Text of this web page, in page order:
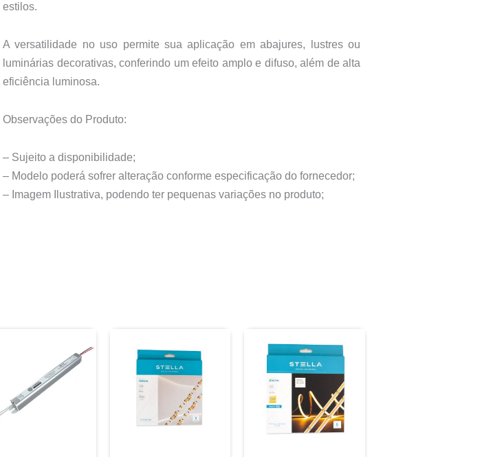
estilos.
A versatilidade no uso permite sua aplicação em abajures, lustres ou
luminárias decorativas, conferindo um efeito amplo e difuso, além de alta
eficiência luminosa.
Observações do Produto:
– Sujeito a disponibilidade;
– Modelo poderá sofrer alteração conforme especificação do fornecedor;
– Imagem Ilustrativa, podendo ter pequenas variações no produto;